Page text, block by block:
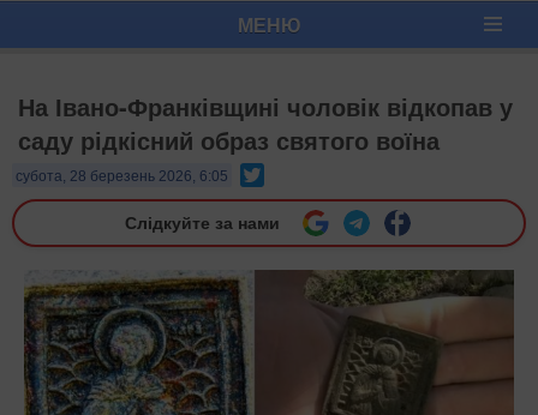
МЕНЮ
На Івано-Франківщині чоловік відкопав у
саду рідкісний образ святого воїна
субота, 28 березень 2026, 6:05
Слідкуйте за нами